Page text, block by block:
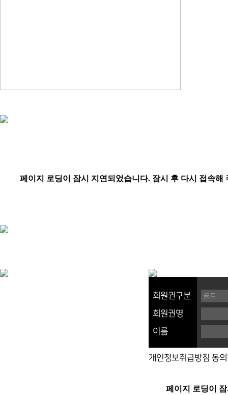
회원권구분
회원권명
이름
개인정보취급방침 동